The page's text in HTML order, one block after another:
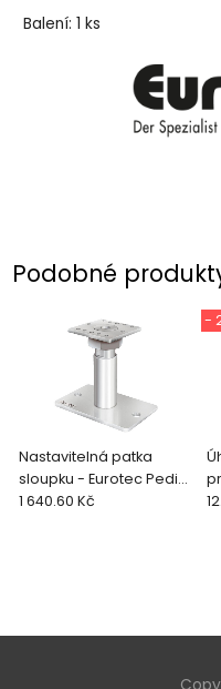
Balení: 1 ks
Podobné
Nastavitelná patka
sloupku - Eurotec PediX
HV
1 640.60 Kč
-